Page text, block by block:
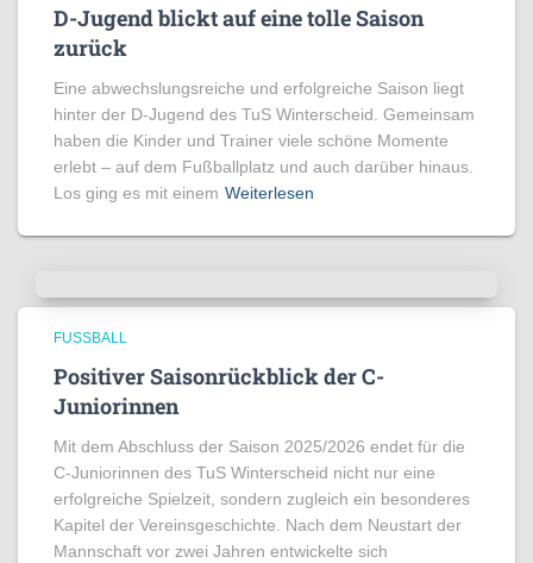
D-Jugend blickt auf eine tolle Saison
zurück
Eine abwechslungsreiche und erfolgreiche Saison liegt
hinter der D-Jugend des TuS Winterscheid. Gemeinsam
haben die Kinder und Trainer viele schöne Momente
erlebt – auf dem Fußballplatz und auch darüber hinaus.
Los ging es mit einem Weiterlesen
FUSSBALL
Positiver Saisonrückblick der C-
Juniorinnen
Mit dem Abschluss der Saison 2025/2026 endet für die
C-Juniorinnen des TuS Winterscheid nicht nur eine
erfolgreiche Spielzeit, sondern zugleich ein besonderes
Kapitel der Vereinsgeschichte. Nach dem Neustart der
Mannschaft vor zwei Jahren entwickelte sich